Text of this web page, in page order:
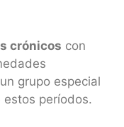
crónicos con
grupo especial
períodos.